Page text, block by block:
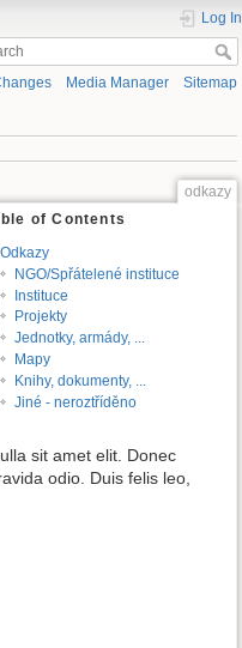
Log In
Media Manager Sitemap
odkazy
of Contents
Odkazy
NGO/Spřátelené instituce
Instituce
Projekty
Jednotky, armády, ...
Mapy
Knihy, dokumenty, ...
Jiné - neroztříděno
sit amet elit. Donec
odio. Duis felis leo,